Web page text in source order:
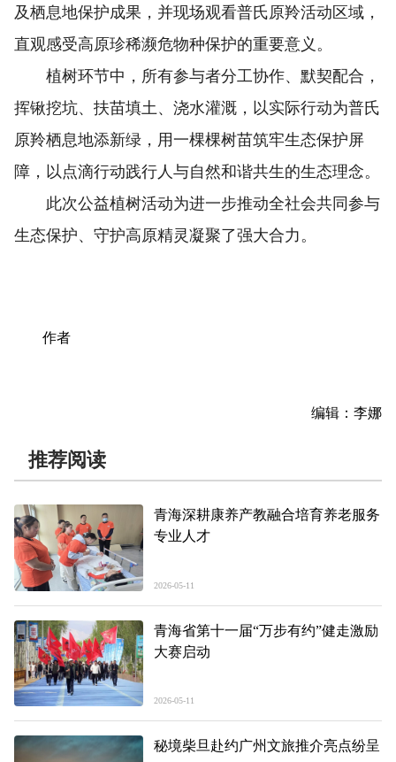
及栖息地保护成果，并现场观看普氏原羚活动区域，
直观感受高原珍稀濒危物种保护的重要意义。
植树环节中，所有参与者分工协作、默契配合，
挥锹挖坑、扶苗填土、浇水灌溉，以实际行动为普氏
原羚栖息地添新绿，用一棵棵树苗筑牢生态保护屏
障，以点滴行动践行人与自然和谐共生的生态理念。
此次公益植树活动为进一步推动全社会共同参与
生态保护、守护高原精灵凝聚了强大合力。
作者
编辑：李娜
推荐阅读
青海深耕康养产教融合培育养老服务
专业人才
2026-05-11
青海省第十一届“万步有约”健走激励
大赛启动
2026-05-11
秘境柴旦赴约广州文旅推介亮点纷呈